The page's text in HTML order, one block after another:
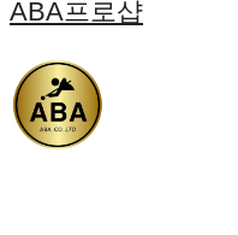
ABA프로샵